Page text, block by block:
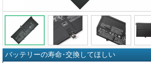
バッテリーの寿命･交換してほしい